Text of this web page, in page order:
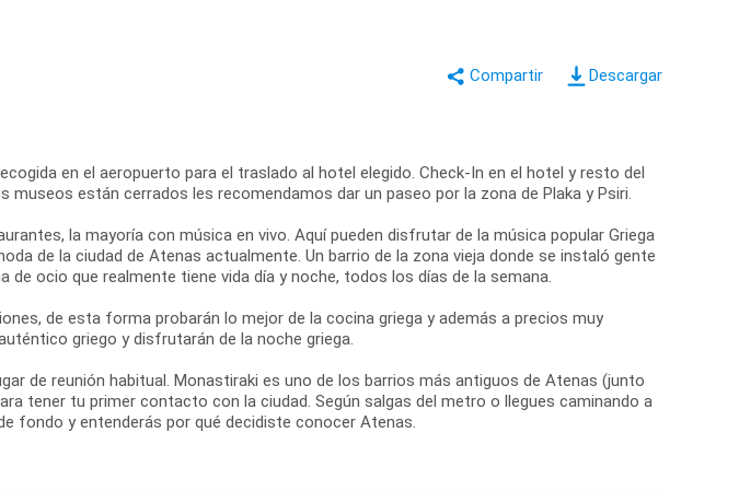
Descargar
en el aeropuerto para el traslado al hotel elegido. Check-In en el hotel y resto del
museos están cerrados les recomendamos dar un paseo por la zona de Plaka y Psiri.
la mayoría con música en vivo. Aquí pueden disfrutar de la música popular Griega
de la ciudad de Atenas actualmente. Un barrio de la zona vieja donde se instaló gente
de ocio que realmente tiene vida día y noche, todos los días de la semana.
de esta forma probarán lo mejor de la cocina griega y además a precios muy
griego y disfrutarán de la noche griega.
de reunión habitual. Monastiraki es uno de los barrios más antiguos de Atenas (junto
tener tu primer contacto con la ciudad. Según salgas del metro o llegues caminando a
fondo y entenderás por qué decidiste conocer Atenas.